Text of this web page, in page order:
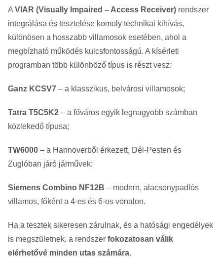
A VIAR (Visually Impaired – Access Receiver) rendszer
integrálása és tesztelése komoly technikai kihívás,
különösen a hosszabb villamosok esetében, ahol a
megbízható működés kulcsfontosságú. A kísérleti
programban több különböző típus is részt vesz:
Ganz KCSV7 – a klasszikus, belvárosi villamosok;
Tatra T5C5K2 – a főváros egyik legnagyobb számban
közlekedő típusa;
TW6000 – a Hannoverből érkezett, Dél-Pesten és
Zuglóban járó járművek;
Siemens Combino NF12B – modern, alacsonypadlós
villamos, főként a 4-es és 6-os vonalon.
Ha a tesztek sikeresen zárulnak, és a hatósági engedélyek
is megszületnek, a rendszer fokozatosan válik
elérhetővé minden utas számára.